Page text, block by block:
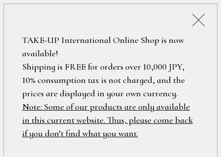
フリーワード
在庫なし含む
アイテム
ロ
グ
イ
ン
/
新
規
会
TAKE-UP International Online Shop is now
available!
Shipping is FREE for orders over 10,000 JPY,
10% consumption tax is not charged, and the
prices are displayed in your own currency.
Note: Some of our products are only available
in this current website. Thus, please come back
if you don’t find what you want.